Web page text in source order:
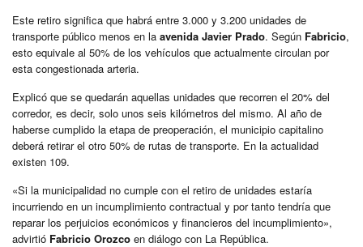
Este retiro significa que habrá entre 3.000 y 3.200 unidades de
transporte público menos en la avenida Javier Prado. Según Fabricio,
esto equivale al 50% de los vehículos que actualmente circulan por
esta congestionada arteria.
Explicó que se quedarán aquellas unidades que recorren el 20% del
corredor, es decir, solo unos seis kilómetros del mismo. Al año de
haberse cumplido la etapa de preoperación, el municipio capitalino
deberá retirar el otro 50% de rutas de transporte. En la actualidad
existen 109.
«Si la municipalidad no cumple con el retiro de unidades estaría
incurriendo en un incumplimiento contractual y por tanto tendría que
reparar los perjuicios económicos y financieros del incumplimiento»,
advirtió Fabricio Orozco en diálogo con La República.